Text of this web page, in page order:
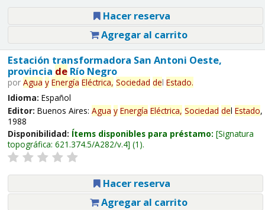
Hacer reserva
Agregar al carrito
Estación transformadora San Antoni Oeste,
provincia deRío Negro
por Agua y Energía Eléctrica, Sociedad del Estado.
Idioma: Español
Editor: Buenos Aires: Agua y Energía Eléctrica, Sociedad del Estado,
1988
Disponibilidad: Ítems disponibles para préstamo: Signatura
topográfica: 621.374.5/A282/v.4 (1).
Hacer reserva
Agregar al carrito